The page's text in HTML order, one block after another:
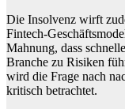
Die Insolvenz wirft
Fintech-
Mahnung, dass
Branche zu Risiken
wird die Frage nach
kritisch betrachtet.